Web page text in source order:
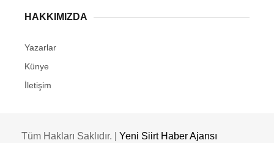
HAKKIMIZDA
Yazarlar
Künye
İletişim
Tüm Hakları Saklıdır. | Yeni Siirt Haber Ajansı